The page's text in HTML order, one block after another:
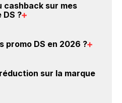
cashback sur mes
DS ?
et cliquez sur
le cashback dans votre
après votre achat sur le
promo DS en 2026 ?
Choisissez un site e-
réduction sur la marque